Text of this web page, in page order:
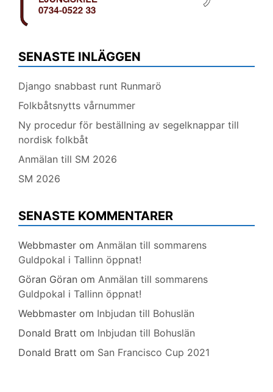
SENASTE INLÄGGEN
Django snabbast runt Runmarö
Folkbåtsnytts vårnummer
Ny procedur för beställning av segelknappar till
nordisk folkbåt
Anmälan till SM 2026
SM 2026
SENASTE KOMMENTARER
Webbmaster om Anmälan till sommarens
Guldpokal i Tallinn öppnat!
Göran Göran om Anmälan till sommarens
Guldpokal i Tallinn öppnat!
Webbmaster om Inbjudan till Bohuslän
Donald Bratt om Inbjudan till Bohuslän
Donald Bratt om San Francisco Cup 2021